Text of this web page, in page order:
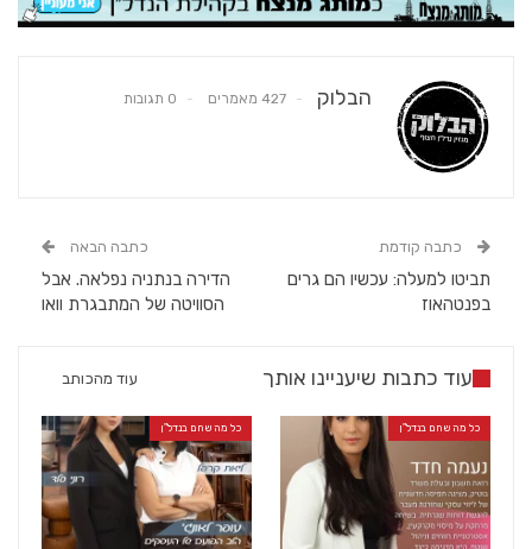
הבלוק 427 מאמרים 0 תגובות
כתבה קודמת
תביטו למעלה: עכשיו הם גרים
בפנטהאוז
כתבה הבאה
הדירה בנתניה נפלאה. אבל
הסוויטה של המתבגרת וואו
עוד כתבות שיעניינו אותך עוד מהכותב
כל מה שחם בנדל"ן כל מה שחם בנדל"ן